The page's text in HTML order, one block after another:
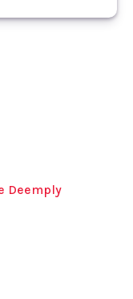
Deemply